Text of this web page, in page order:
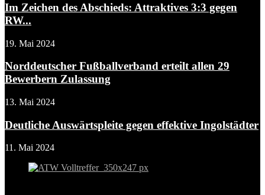
Im Zeichen des Abschieds: Attraktives 3:3 gegen
RW...
19. Mai 2024
Norddeutscher Fußballverband erteilt allen 29
Bewerbern Zulassung
13. Mai 2024
Deutliche Auswärtspleite gegen effektive Ingolstädter
11. Mai 2024